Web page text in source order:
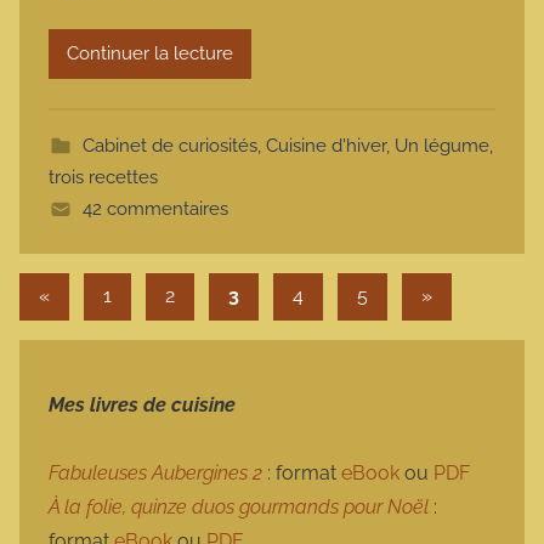
r
t
Continuer la lecture
Cabinet de curiosités, Cuisine d'hiver, Un légume,
trois recettes
42 commentaires
Pagination des publications
«Publications précédentes
1 2 3 4 5 Articles
»
Mes livres de cuisine
Fabuleuses Aubergines 2 : format eBook ou PDF
À la folie, quinze duos gourmands pour Noël :